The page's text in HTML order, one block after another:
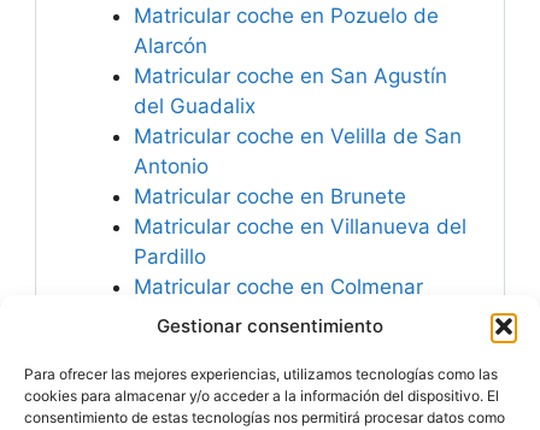
Gestionar consentimiento
Para ofrecer las mejores experiencias, utilizamos tecnologías como las
cookies para almacenar y/o acceder a la información del dispositivo. El
consentimiento de estas tecnologías nos permitirá procesar datos como
Matricular coche en Pozuelo de
Alarcón
Matricular coche en San Agustín
del Guadalix
Matricular coche en Velilla de San
Antonio
Matricular coche en Brunete
Matricular coche en Villanueva del
Pardillo
Matricular coche en Colmenar
Viejo
Madrid